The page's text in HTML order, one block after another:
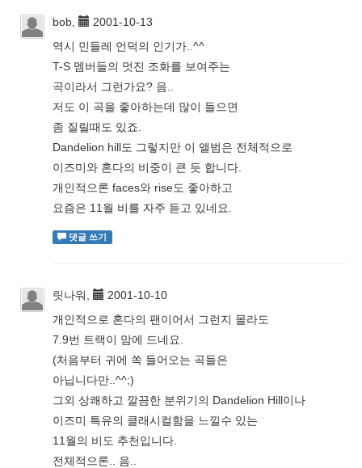
bob,
2001-10-13
역시 민들레 언덕의 인기가..^^
T-S 멤버들의 멋진 조화를 보여주는
곡이라서 그런가요? 음..
저도 이 곡을 좋아하는데 많이 들으면
좀 질릴때도 있죠.
Dandelion hill도 그렇지만 이 앨범은 전체적으로
이즈미와 혼다의 비중이 큰 듯 합니다.
개인적으론 faces와 rise도 좋아하고
요즘은 11월 비를 자주 듣고 있네요.
댓글 쓰기
릿나워,
2001-10-10
개인적으로 혼다의 팬이어서 그런지 몰라도
7.9번 트랙이 맘에 드네요.
(처음부터 귀에 쏙 들어오는 곡들은
아닙니다만..^^;)
그외 상쾌하고 깔끔한 분위기의 Dandelion Hill이나
이즈미 특유의 클래시컬함을 느낄수 있는
11월의 비도 추천입니다.
전체적으론.. 음..